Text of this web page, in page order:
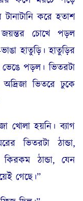
করে হতাশ
চোখে পড়ল
হাতুড়ি। হাতুড়ির
পড়ল। ভিতরটা
ভিতরে ঢুকে
খোলা হয়নি। ব্যাগ
ভিতরটা ঠান্ডা,
ঠান্ডা, যেন
গেছে।”